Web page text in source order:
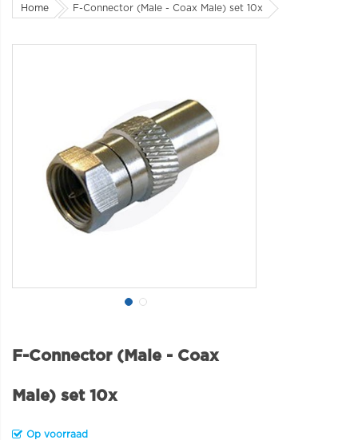
Home F-Connector (Male - Coax Male) set 10x
F-Connector (Male - Coax
Male) set 10x
Op voorraad